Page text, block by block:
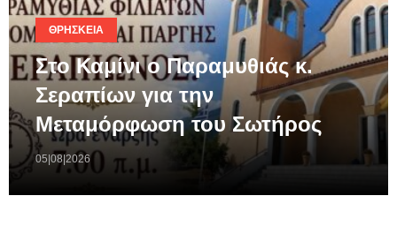
ΘΡΗΣΚΕΊΑ
Στο Καμίνι ο Παραμυθιάς κ.
Σεραπίων για την
Μεταμόρφωση του Σωτήρος
05|08|2026